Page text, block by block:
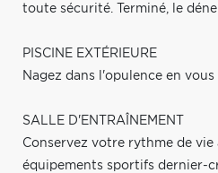
toute sécurité. Terminé, le
PISCINE EXTÉRIEURE
Nagez dans l'opulence en
SALLE D'ENTRAÎNEMENT
Conservez votre rythme de
équipements sportifs dernier-